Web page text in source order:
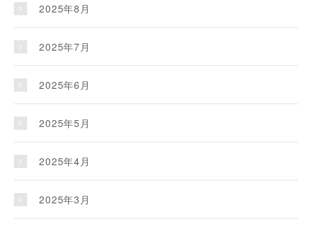
2025年8月
2025年7月
2025年6月
2025年5月
2025年4月
2025年3月